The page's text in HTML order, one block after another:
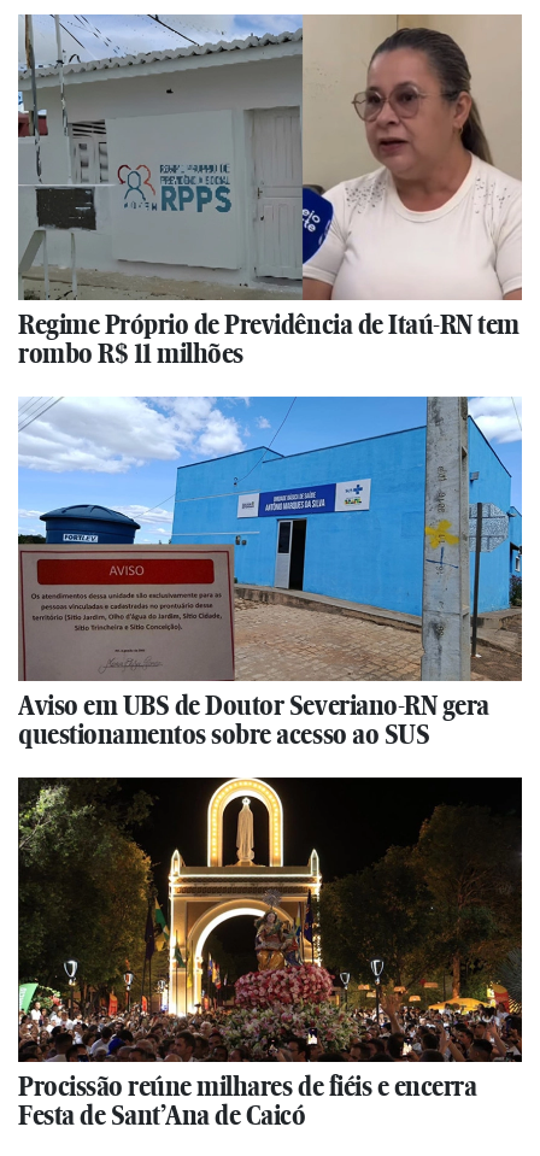
Regime Próprio de Previdência de Itaú-RN tem
rombo R$ 11 milhões
Aviso em UBS de Doutor Severiano-RN gera
questionamentos sobre acesso ao SUS
Procissão reúne milhares de fiéis e encerra
Festa de Sant’Ana de Caicó